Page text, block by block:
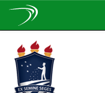
navigation